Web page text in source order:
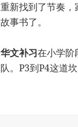
重新找到了节奏
故事书了。
华文补习在小学阶
队。P3到P4这道